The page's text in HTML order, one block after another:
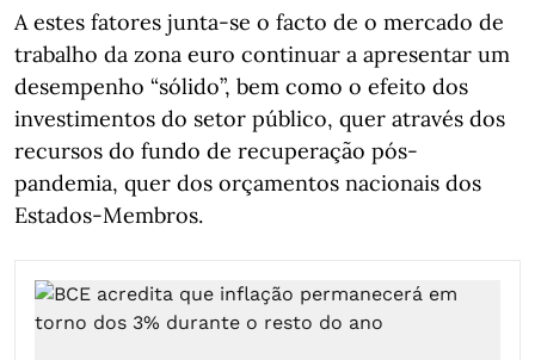
A estes fatores junta-se o facto de o mercado de
trabalho da zona euro continuar a apresentar um
desempenho “sólido”, bem como o efeito dos
investimentos do setor público, quer através dos
recursos do fundo de recuperação pós-
pandemia, quer dos orçamentos nacionais dos
Estados-Membros.